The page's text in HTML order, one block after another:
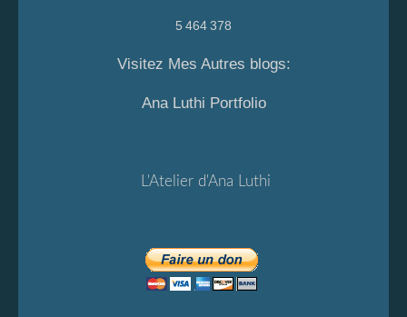
5 464 378
Visitez Mes Autres blogs:
Ana Luthi Portfolio
L'Atelier d'Ana Luthi